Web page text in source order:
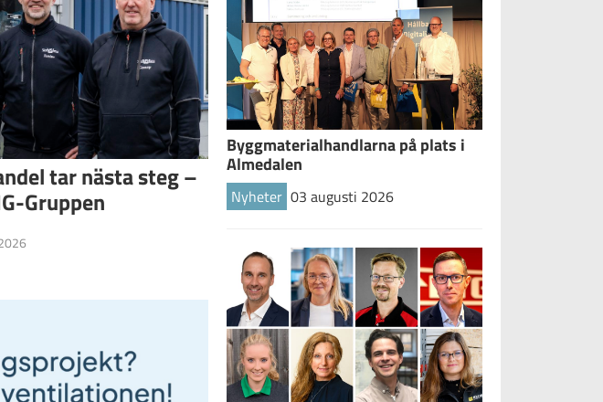
tar nästa steg –
Gruppen
Byggmaterialhandlarna på plats i
Almedalen
Nyheter 03 augusti 2026